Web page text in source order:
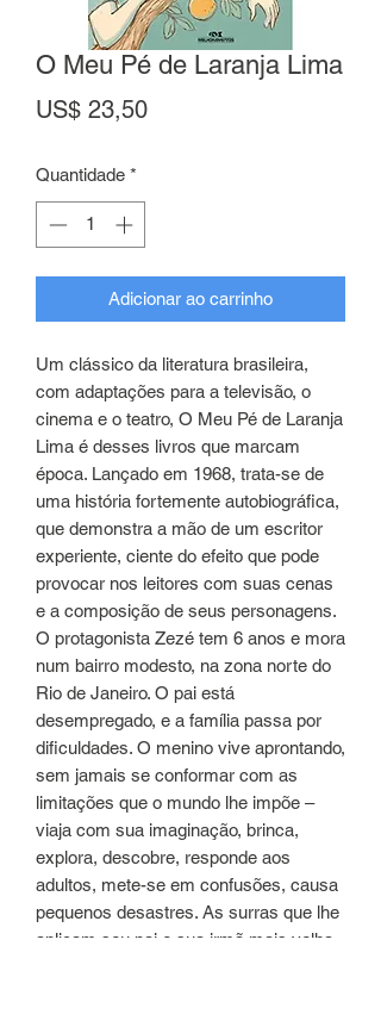
O Meu Pé de Laranja Lima
US$ 23,50Preço
Quantidade *
Adicionar ao carrinho
Um clássico da literatura brasileira,
com adaptações para a televisão, o
cinema e o teatro, O Meu Pé de Laranja
Lima é desses livros que marcam
época. Lançado em 1968, trata-se de
uma história fortemente autobiográfica,
que demonstra a mão de um escritor
experiente, ciente do efeito que pode
provocar nos leitores com suas cenas
e a composição de seus personagens.
O protagonista Zezé tem 6 anos e mora
num bairro modesto, na zona norte do
Rio de Janeiro. O pai está
desempregado, e a família passa por
dificuldades. O menino vive aprontando,
sem jamais se conformar com as
limitações que o mundo lhe impõe –
viaja com sua imaginação, brinca,
explora, descobre, responde aos
adultos, mete-se em confusões, causa
pequenos desastres. As surras que lhe
aplicam seu pai e sua irmã mais velha